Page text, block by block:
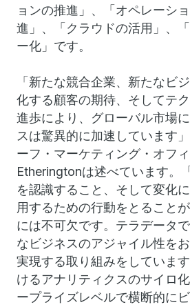
ョンの推進」、「オペレーシ
進」、「クラウドの活用」、
ー化」です。
「新たな競合企業、新たなビ
化する顧客の期待、そしてテ
進歩により、グローバル市場
スは驚異的に加速しています
ーフ・マーケティング・オフ
Etheringtonは述べています。
を認識すること、そして変化
用するための行動をとること
には不可欠です。テラデータ
なビジネスのアジャイル性を
実現する取り組みをしていま
けるアナリティクスのサイロ
ープライズレベルで横断的に